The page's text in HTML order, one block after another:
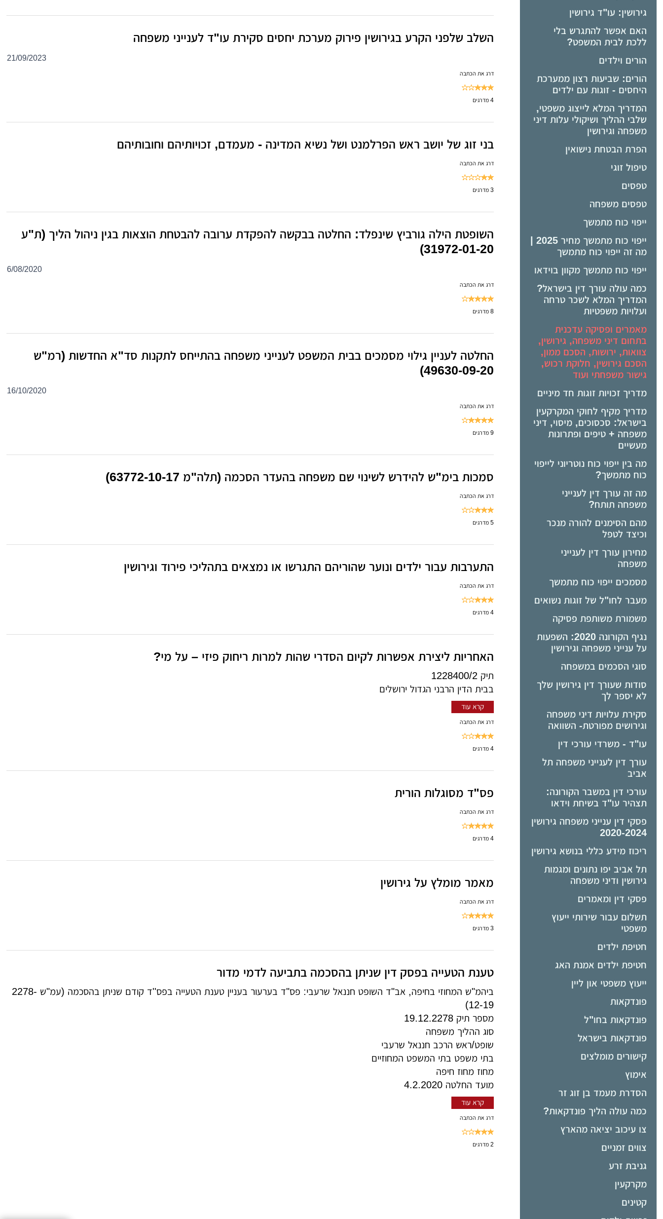
גירושין: עו"ד גירושין
האם אפשר להתגרש בלי
ללכת לבית המשפט?
הורים וילדים
הורים: שביעות רצון ממערכת
היחסים - זוגות עם ילדים
המדריך המלא לייצוג משפטי,
שלבי ההליך ושיקולי עלות דיני
משפחה וגירושין
הפרת הבטחת נישואין
טיפול זוגי
טפסים
טפסים משפחה
ייפוי כוח מתמשך
מה זה ייפוי כוח מתמשך
ייפוי כוח מתמשך מקוון בוידאו
כמה עולה עורך דין בישראל?
המדריך המלא לשכר טרחה
ועלויות משפטיות
מאמרים ופסיקה עדכנית
בתחום דיני משפחה, גירושין,
צוואות, ירושות, הסכם ממון,
הסכם גירושין, חלוקת רכוש,
גישור משפחתי ועוד
מדריך זכויות זוגות חד מיניים
מדריך מקיף לחוקי המקרקעין
בישראל: סכסוכים, מיסוי, דיני
משפחה + טיפים ופתרונות
מעשיים
מה בין ייפוי כוח נוטריוני לייפוי
כוח מתמשך?
מה זה עורך דין לענייני
משפחה תותח?
מהם הסימנים להורה מנכר
וכיצד לטפל
מחירון עורך דין לענייני
משפחה
מסמכים ייפוי כוח מתמשך
מעבר לחו"ל של זוגות נשואים
משמורת משותפת פסיקה
נגיף הקורונה 2020: השפעות
על ענייני משפחה וגירושין
סוגי הסכמים במשפחה
סודות שעורך דין גירושין שלך
לא יספר לך
סקירת עלויות דיני משפחה
וגירושים מפורטת- השוואה
עו"ד - משרדי עורכי דין
עורך דין לענייני משפחה תל
אביב
עורכי דין במשבר הקורונה:
תצהיר עו"ד בשיחת וידאו
פסקי דין ענייני משפחה גירושין
2020-2024
ריכוז מידע כללי בנושא גירושין
תל אביב יפו נתונים ומגמות
גירושין ודיני משפחה
פסקי דין ומאמרים
תשלום עבור שירותי ייעוץ
משפטי
חטיפת ילדים
חטיפת ילדים אמנת האג
ייעוץ משפטי און ליין
פונדקאות
פונדקאות בחו"ל
פונדקאות בישראל
קישורים מומלצים
אימוץ
הסדרת מעמד בן זוג זר
כמה עולה הליך פונדקאות?
צו עיכוב יציאה מהארץ
צווים זמניים
גניבת זרע
מקרקעין
קטינים
השלב שלפני הקרע בגירושין פירוק מערכת יחסים סקירת עו"ד לענייני משפחה
21/09/2023
דרג את הכתבה
4מדרגים
בני זוג של יושב ראש הפרלמנט ושל נשיא המדינה - מעמדם, זכויותיהם וחובותיהם
דרג את הכתבה
3מדרגים
השופטת הילה גורביץ שינפלד: החלטה בבקשה להפקדת ערובה להבטחת הוצאות בגין ניהול הליך (ת"ע
31972-01-20)
6/08/2020
דרג את הכתבה
8מדרגים
החלטה לעניין גילוי מסמכים בבית המשפט לענייני משפחה בהתייחס לתקנות סד"א החדשות (רמ"ש
49630-09-20)
16/10/2020
דרג את הכתבה
9מדרגים
סמכות בימ"ש להידרש לשינוי שם משפחה בהעדר הסכמה (תלה"מ 63772-10-17)
דרג את הכתבה
5מדרגים
התערבות עבור ילדים ונוער שהוריהם התגרשו או נמצאים בתהליכי פירוד וגירושין
דרג את הכתבה
4מדרגים
האחריות ליצירת אפשרות לקיום הסדרי שהות למרות ריחוק פיזי – על מי?
תיק ‏1228400/2
בבית הדין הרבני הגדול ירושלים
קרא עוד
דרג את הכתבה
4מדרגים
פס"ד מסוגלות הורית
דרג את הכתבה
4מדרגים
מאמר מומלץ על גירושין
דרג את הכתבה
3מדרגים
טענת הטעייה בפסק דין שניתן בהסכמה בתביעה לדמי מדור
ביהמ"ש המחוזי בחיפה, אב"ד השופט חננאל שרעבי: פס"ד בערעור בעניין טענת הטעייה בפס''ד קודם שניתן בהסכמה (עמ"ש 2278-
12-19)
מספר תיק 19.12.2278
סוג ההליך משפחה
שופט/ראש הרכב חננאל שרעבי
בתי משפט בתי המשפט המחוזיים
מחוז מחוז חיפה
מועד החלטה 4.2.2020
קרא עוד
דרג את הכתבה
2מדרגים